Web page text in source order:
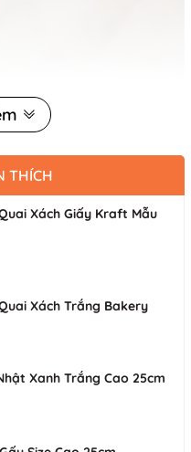
THÍCH
Xách Giấy Kraft Mẫu
Xách Trắng Bakery
Xanh Trắng Cao 25cm